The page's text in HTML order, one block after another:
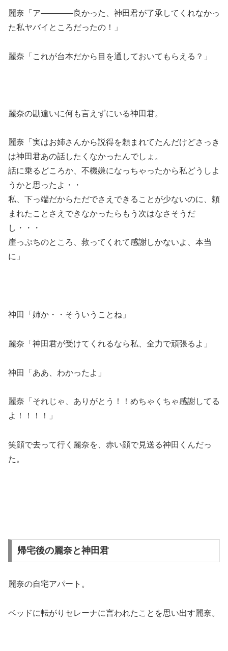
麗奈「ア――――良かった、神田君が了承してくれなかっ
た私ヤバイところだったの！」
麗奈「これが台本だから目を通しておいてもらえる？」
麗奈の勘違いに何も言えずにいる神田君。
麗奈「実はお姉さんから説得を頼まれてたんだけどさっき
は神田君あの話したくなかったんでしょ。
話に乗るどころか、不機嫌になっちゃったから私どうしよ
うかと思ったよ・・
私、下っ端だからただでさえできることが少ないのに、頼
まれたことさえできなかったらもう次はなさそうだ
し・・・
崖っぷちのところ、救ってくれて感謝しかないよ、本当
に」
神田「姉か・・そういうことね」
麗奈「神田君が受けてくれるなら私、全力で頑張るよ」
神田「ああ、わかったよ」
麗奈「それじゃ、ありがとう！！めちゃくちゃ感謝してる
よ！！！！」
笑顔で去って行く麗奈を、赤い顔で見送る神田くんだっ
た。
帰宅後の麗奈と神田君
麗奈の自宅アパート。
ベッドに転がりセレーナに言われたことを思い出す麗奈。